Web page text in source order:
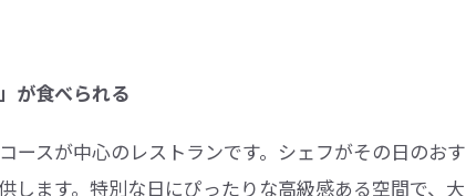
が食べられる
ースが中心のレストランです。シェフがその日のおす
します。特別な日にぴったりな高級感ある空間で、大